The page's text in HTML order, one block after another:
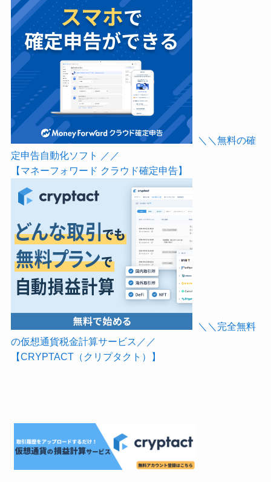
＼＼無料の確
定申告自動化ソフト ／／
【マネーフォワード クラウド確定申告】
＼＼完全無料
の仮想通貨税金計算サービス／／
【CRYPTACT（クリプタクト）】